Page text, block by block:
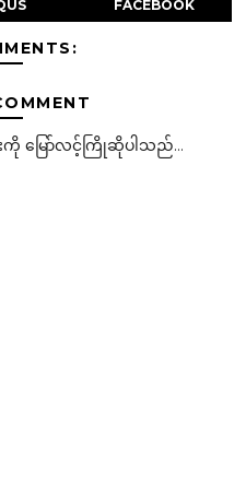
FACEBOOK
ကို မြော်လင့်ကြိုဆိုပါသည်...